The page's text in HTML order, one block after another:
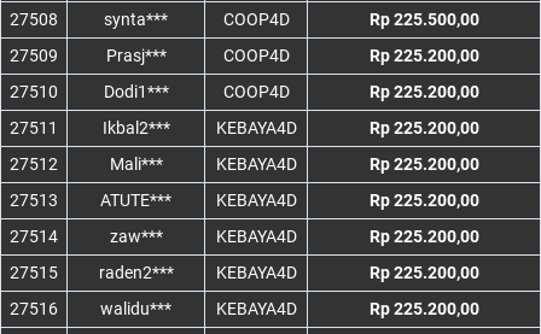
27508
synta*** COOP4D
Rp 225.500,00
27509
Prasj*** COOP4D
Rp 225.200,00
27510
Dodi1*** COOP4D
Rp 225.200,00
27511
Ikbal2*** KEBAYA4D
Rp 225.200,00
27512
Mali*** KEBAYA4D
Rp 225.200,00
27513
ATUTE*** KEBAYA4D
Rp 225.200,00
27514
zaw*** KEBAYA4D
Rp 225.200,00
27515
raden2*** KEBAYA4D
Rp 225.200,00
27516
walidu*** KEBAYA4D
Rp 225.200,00